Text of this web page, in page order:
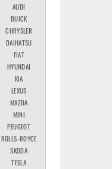
AUDI
BUICK
CHRYSLER
DAIHATSU
FIAT
HYUNDAI
KIA
LEXUS
MAZDA
MINI
PEUGEOT
ROLLS-ROYCE
SKODA
TESLA